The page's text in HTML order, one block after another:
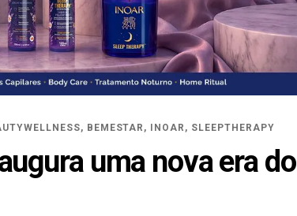
, BEMESTAR , INOAR , SLEEPTHERAPY
uma nova era do